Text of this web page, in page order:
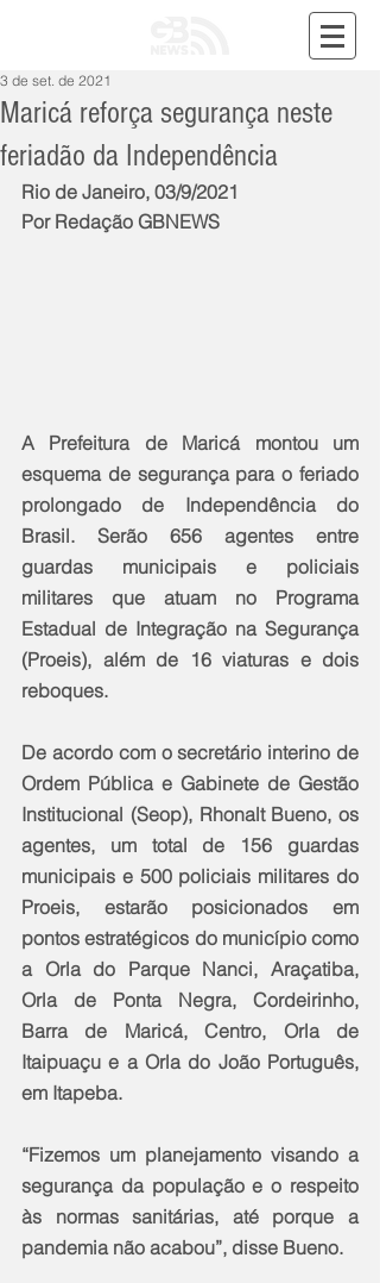
Maricá reforça segurança neste
feriadão da Independência
3 de set. de 2021
Rio de Janeiro, 03/9/2021
Por Redação GBNEWS
A Prefeitura de Maricá montou um
esquema de segurança para o feriado
prolongado de Independência do
Brasil. Serão 656 agentes entre
guardas municipais e policiais
militares que atuam no Programa
Estadual de Integração na Segurança
(Proeis), além de 16 viaturas e dois
reboques.
De acordo com o secretário interino de
Ordem Pública e Gabinete de Gestão
Institucional (Seop), Rhonalt Bueno, os
agentes, um total de 156 guardas
municipais e 500 policiais militares do
Proeis, estarão posicionados em
pontos estratégicos do município como
a Orla do Parque Nanci, Araçatiba,
Orla de Ponta Negra, Cordeirinho,
Barra de Maricá, Centro, Orla de
Itaipuaçu e a Orla do João Português,
em Itapeba.
“Fizemos um planejamento visando a
segurança da população e o respeito
às normas sanitárias, até porque a
pandemia não acabou”, disse Bueno.